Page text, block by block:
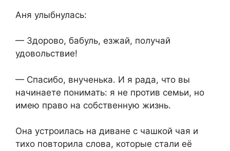
Аня улыбнулась:
— Здорово, бабуль, езжай, получай
удовольствие!
— Спасибо, внученька. И я рада, что вы
начинаете понимать: я не против семьи, но
имею право на собственную жизнь.
Она устроилась на диване с чашкой чая и
тихо повторила слова, которые стали её